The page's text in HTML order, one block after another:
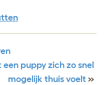
puppy zich zo snel
mogelijk thuis voelt »